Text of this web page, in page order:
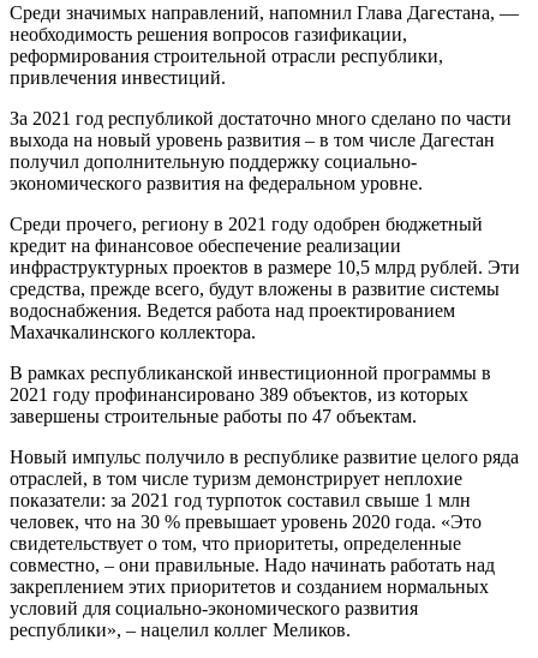
Среди значимых направлений, напомнил Глава Дагестана, —
необходимость решения вопросов газификации,
реформирования строительной отрасли республики,
привлечения инвестиций.
За 2021 год республикой достаточно много сделано по части
выхода на новый уровень развития – в том числе Дагестан
получил дополнительную поддержку социально-
экономического развития на федеральном уровне.
Среди прочего, региону в 2021 году одобрен бюджетный
кредит на финансовое обеспечение реализации
инфраструктурных проектов в размере 10,5 млрд рублей. Эти
средства, прежде всего, будут вложены в развитие системы
водоснабжения. Ведется работа над проектированием
Махачкалинского коллектора.
В рамках республиканской инвестиционной программы в
2021 году профинансировано 389 объектов, из которых
завершены строительные работы по 47 объектам.
Новый импульс получило в республике развитие целого ряда
отраслей, в том числе туризм демонстрирует неплохие
показатели: за 2021 год турпоток составил свыше 1 млн
человек, что на 30 % превышает уровень 2020 года. «Это
свидетельствует о том, что приоритеты, определенные
совместно, – они правильные. Надо начинать работать над
закреплением этих приоритетов и созданием нормальных
условий для социально-экономического развития
республики», – нацелил коллег Меликов.